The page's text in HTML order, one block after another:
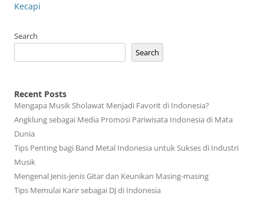
Kecapi
Search
Search
Recent Posts
Mengapa Musik Sholawat Menjadi Favorit di Indonesia?
Angklung sebagai Media Promosi Pariwisata Indonesia di Mata
Dunia
Tips Penting bagi Band Metal Indonesia untuk Sukses di Industri
Musik
Mengenal Jenis-jenis Gitar dan Keunikan Masing-masing
Tips Memulai Karir sebagai DJ di Indonesia